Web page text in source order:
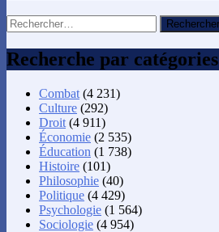
Rechercher :
Recherche par catégories
Combat (4 231)
Culture (292)
Droit (4 911)
Économie (2 535)
Éducation (1 738)
Histoire (101)
Philosophie (40)
Politique (4 429)
Psychologie (1 564)
Sociologie (4 954)